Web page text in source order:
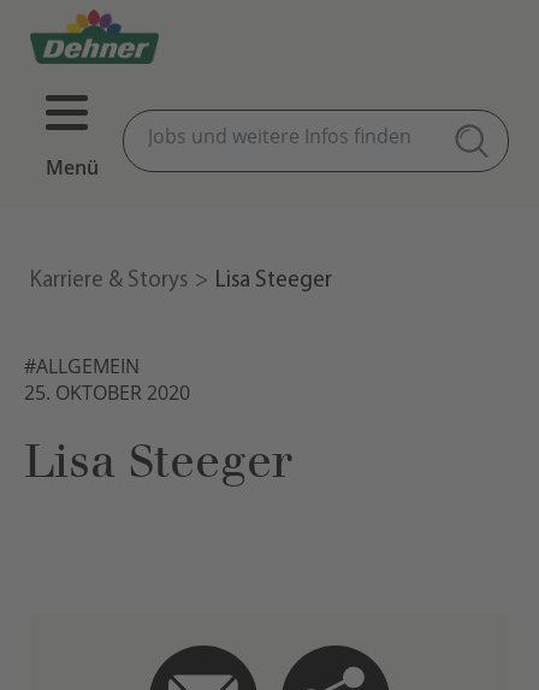
Menü
Karriere & Storys Lisa Steeger
#ALLGEMEIN
25. OKTOBER 2020
Lisa Steeger